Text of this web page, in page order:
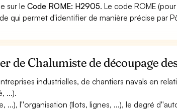
sur leCode ROME: H2905. Le code ROME
qui permet d'identifier de manière précise par
de Chalumiste de découpage
industrielles, de chantiers navals en
...).
...), l''organisation (îlots, lignes, ...), le degré